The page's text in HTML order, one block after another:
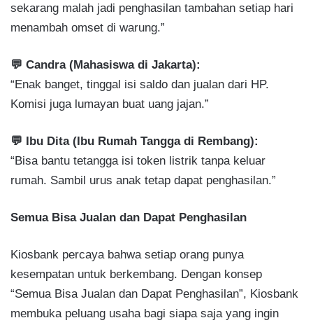
sekarang malah jadi penghasilan tambahan setiap hari
menambah omset di warung.”
💬 Candra (Mahasiswa di Jakarta):
“Enak banget, tinggal isi saldo dan jualan dari HP.
Komisi juga lumayan buat uang jajan.”
💬 Ibu Dita (Ibu Rumah Tangga di Rembang):
“Bisa bantu tetangga isi token listrik tanpa keluar
rumah. Sambil urus anak tetap dapat penghasilan.”
Semua Bisa Jualan dan Dapat Penghasilan
Kiosbank percaya bahwa setiap orang punya
kesempatan untuk berkembang. Dengan konsep
“Semua Bisa Jualan dan Dapat Penghasilan”, Kiosbank
membuka peluang usaha bagi siapa saja yang ingin